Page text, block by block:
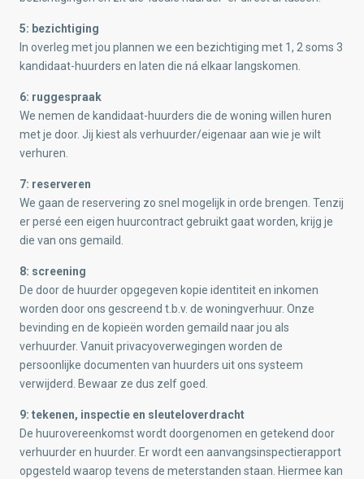
5: bezichtiging
In overleg met jou plannen we een bezichtiging met 1, 2 soms 3
kandidaat-huurders en laten die ná elkaar langskomen.
6: ruggespraak
We nemen de kandidaat-huurders die de woning willen huren
met je door. Jij kiest als verhuurder/eigenaar aan wie je wilt
verhuren.
7: reserveren
We gaan de reservering zo snel mogelijk in orde brengen. Tenzij
er persé een eigen huurcontract gebruikt gaat worden, krijg je
die van ons gemaild.
8: screening
De door de huurder opgegeven kopie identiteit en inkomen
worden door ons gescreend t.b.v. de woningverhuur. Onze
bevinding en de kopieën worden gemaild naar jou als
verhuurder. Vanuit privacyoverwegingen worden de
persoonlijke documenten van huurders uit ons systeem
verwijderd. Bewaar ze dus zelf goed.
9: tekenen, inspectie en sleuteloverdracht
De huurovereenkomst wordt doorgenomen en getekend door
verhuurder en huurder. Er wordt een aanvangsinspectierapport
opgesteld waarop tevens de meterstanden staan. Hiermee kan